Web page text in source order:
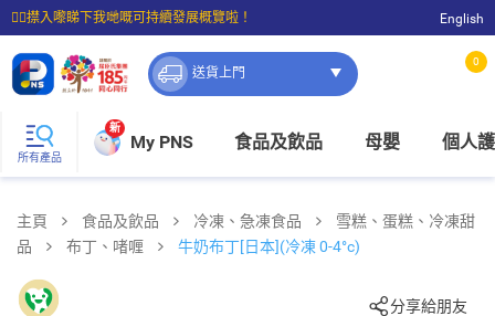
☝🏼㩒入嚟睇下我哋嘅可持續發展概覽啦！
⭐購物滿$399即享免費送貨；滿$100即可免費店取。
English
送貨上門
0
所有產品
新
My PNS 食品及飲品 母嬰 個人
主頁 食品及飲品 冷凍、急凍食品
雪糕、蛋糕、冷凍甜
品
布丁、啫喱 牛奶布丁[日本](冷凍 0-4°c)
分享給朋友